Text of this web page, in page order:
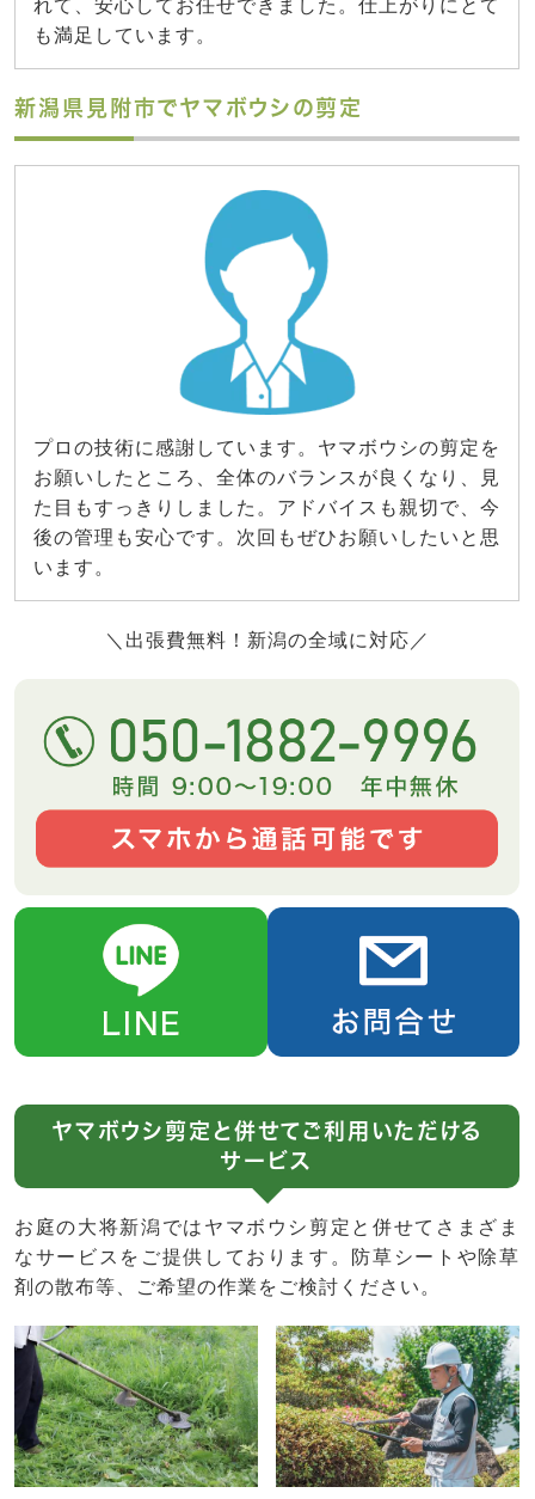
れて、安心してお任せできました。仕上がりにとて
も満足しています。
新潟県見附市でヤマボウシの剪定
プロの技術に感謝しています。ヤマボウシの剪定を
お願いしたところ、全体のバランスが良くなり、見
た目もすっきりしました。アドバイスも親切で、今
後の管理も安心です。次回もぜひお願いしたいと思
います。
＼出張費無料！新潟の全域に対応／
ヤマボウシ剪定と併せてご利用いただける
サービス
お庭の大将新潟ではヤマボウシ剪定と併せてさまざま
なサービスをご提供しております。防草シートや除草
剤の散布等、ご希望の作業をご検討ください。